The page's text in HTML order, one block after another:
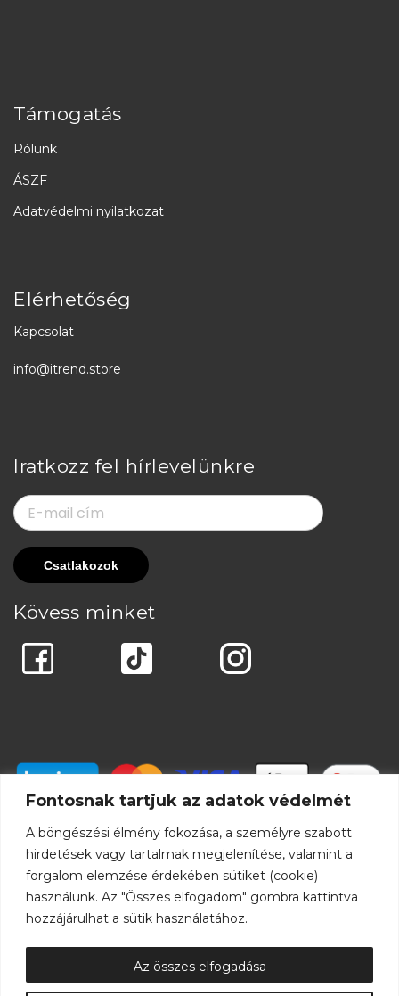
Fontosnak tartjuk az adatok védelmét
A böngészési élmény fokozása, a személyre szabott
hirdetések vagy tartalmak megjelenítése, valamint a
forgalom elemzése érdekében sütiket (cookie)
használunk. Az "Összes elfogadom" gombra kattintva
hozzájárulhat a sütik használatához.
Az összes elfogadása
Támogatás
Rólunk
ÁSZF
Adatvédelmi nyilatkozat
Elérhetőség
Kapcsolat
info@itrend.store
Iratkozz fel hírlevelünkre
Kövess minket